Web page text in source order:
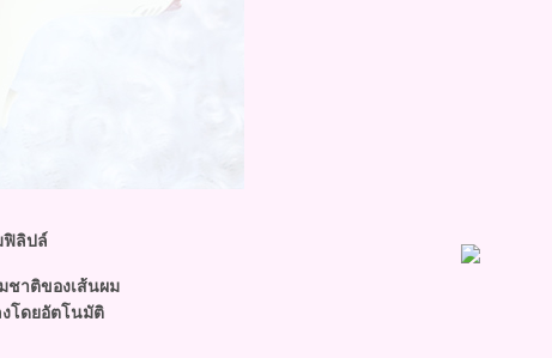
ฟิลิปล์
ชาติของเส้นผม
โดยอัตโนมัติ